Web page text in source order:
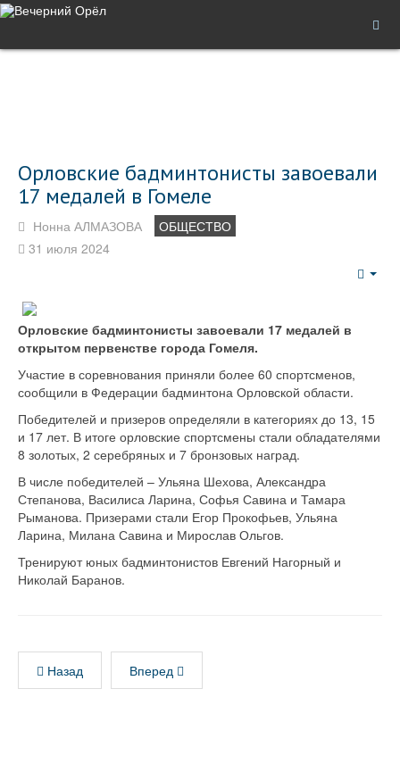
Орловские бадминтонисты завоевали
17 медалей в Гомеле
Нонна АЛМАЗОВА
ОБЩЕСТВО
31 июля 2024
Орловские бадминтонисты завоевали 17 медалей в
открытом первенстве города Гомеля.
Участие в соревнования приняли более 60 спортсменов,
сообщили в Федерации бадминтона Орловской области.
Победителей и призеров определяли в категориях до 13, 15
и 17 лет. В итоге орловские спортсмены стали обладателями
8 золотых, 2 серебряных и 7 бронзовых наград.
В числе победителей – Ульяна Шехова, Александра
Степанова, Василиса Ларина, Софья Савина и Тамара
Рыманова. Призерами стали Егор Прокофьев, Ульяна
Ларина, Милана Савина и Мирослав Ольгов.
Тренируют юных бадминтонистов Евгений Нагорный и
Николай Баранов.
Назад Вперед